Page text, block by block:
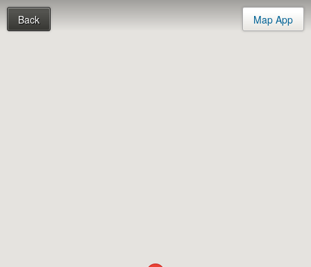
Back Map App